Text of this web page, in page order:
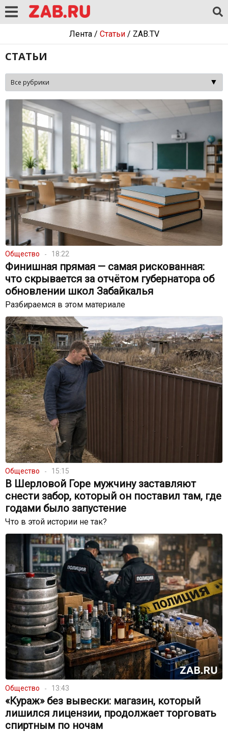
Лента/ Статьи/ ZAB.TV
СТАТЬИ
Общество 18:22
Финишная прямая — самая рискованная:
что скрывается за отчётом губернатора об
обновлении школ Забайкалья
Разбираемся в этом материале
Общество 15:15
В Шерловой Горе мужчину заставляют
снести забор, который он поставил там, где
годами было запустение
Что в этой истории не так?
Общество 13:43
«Кураж» без вывески: магазин, который
лишился лицензии, продолжает торговать
спиртным по ночам